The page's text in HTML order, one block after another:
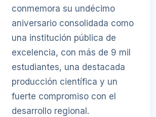
conmemora su undécimo
aniversario consolidada como
una institución pública de
excelencia, con más de 9 mil
estudiantes, una destacada
producción científica y un
fuerte compromiso con el
desarrollo regional.